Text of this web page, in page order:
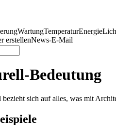
WartungTemperaturEnergie
erstellenNews-E-Mail
Bedeutung
sich auf alles, was mit